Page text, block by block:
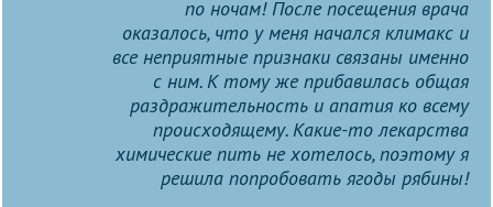
по ночам! После посещения врача
оказалось, что у меня начался климакс и
все неприятные признаки связаны именно
с ним. К тому же прибавилась общая
раздражительность и апатия ко всему
происходящему. Какие-то лекарства
химические пить не хотелось, поэтому я
решила попробовать ягоды рябины!